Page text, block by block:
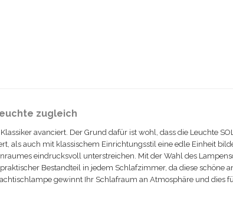
zugleich
avanciert. Der Grund dafür ist wohl, dass die Leuchte
auch mit klassischem Einrichtungsstil eine edle Einheit
eindrucksvoll unterstreichen. Mit der Wahl des
Bestandteil in jedem Schlafzimmer, da diese schöne
gewinnt Ihr Schlafraum an Atmosphäre und dies